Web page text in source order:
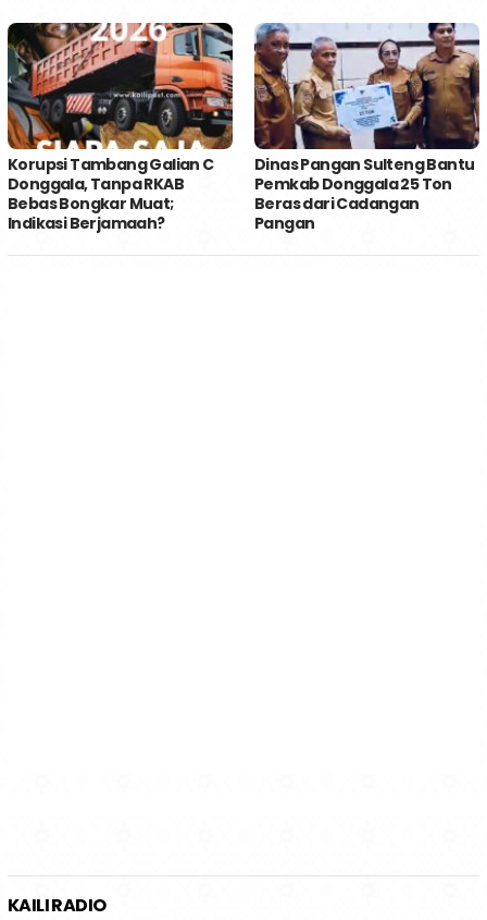
Korupsi Tambang Galian C
Donggala, Tanpa RKAB
Bebas Bongkar Muat;
Indikasi Berjamaah?
Dinas Pangan Sulteng Bantu
Pemkab Donggala 25 Ton
Beras dari Cadangan
Pangan
KAILI RADIO